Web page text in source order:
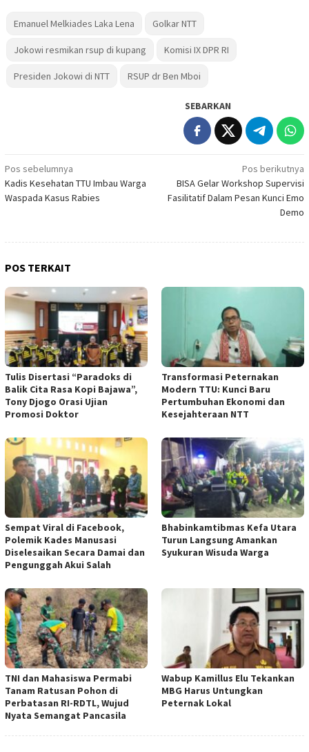
Emanuel Melkiades Laka Lena Golkar NTT
Jokowi resmikan rsup di kupang Komisi IX DPR RI
Presiden Jokowi di NTT RSUP dr Ben Mboi
SEBARKAN
Navigasi
pos
Pos sebelumnya
Kadis Kesehatan TTU Imbau Warga
Waspada Kasus Rabies
Pos berikutnya
BISA Gelar Workshop Supervisi
Fasilitatif Dalam Pesan Kunci Emo
Demo
POS TERKAIT
Tulis Disertasi “Paradoks di
Balik Cita Rasa Kopi Bajawa”,
Tony Djogo Orasi Ujian
Promosi Doktor
Transformasi Peternakan
Modern TTU: Kunci Baru
Pertumbuhan Ekonomi dan
Kesejahteraan NTT
Sempat Viral di Facebook,
Polemik Kades Manusasi
Diselesaikan Secara Damai dan
Pengunggah Akui Salah
Bhabinkamtibmas Kefa Utara
Turun Langsung Amankan
Syukuran Wisuda Warga
TNI dan Mahasiswa Permabi
Tanam Ratusan Pohon di
Perbatasan RI-RDTL, Wujud
Nyata Semangat Pancasila
Wabup Kamillus Elu Tekankan
MBG Harus Untungkan
Peternak Lokal